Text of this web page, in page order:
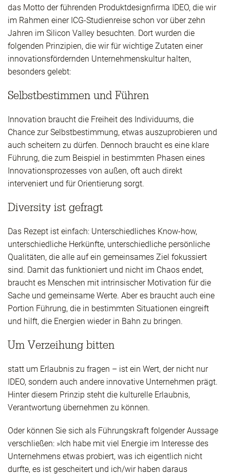
das Motto der führenden Produktdesignfirma IDEO, die wir
im Rahmen einer ICG-Studienreise schon vor über zehn
Jahren im Silicon Valley besuchten. Dort wurden die
folgenden Prinzipien, die wir für wichtige Zutaten einer
innovationsfördernden Unternehmenskultur halten,
besonders gelebt:
Selbstbestimmen und Führen
Innovation braucht die Freiheit des Individuums, die
Chance zur Selbstbestimmung, etwas auszuprobieren und
auch scheitern zu dürfen. Dennoch braucht es eine klare
Führung, die zum Beispiel in bestimmten Phasen eines
Innovationsprozesses von außen, oft auch direkt
interveniert und für Orientierung sorgt.
Diversity ist gefragt
Das Rezept ist einfach: Unterschiedliches Know-how,
unterschiedliche Herkünfte, unterschiedliche persönliche
Qualitäten, die alle auf ein gemeinsames Ziel fokussiert
sind. Damit das funktioniert und nicht im Chaos endet,
braucht es Menschen mit intrinsischer Motivation für die
Sache und gemeinsame Werte. Aber es braucht auch eine
Portion Führung, die in bestimmten Situationen eingreift
und hilft, die Energien wieder in Bahn zu bringen.
Um Verzeihung bitten
statt um Erlaubnis zu fragen – ist ein Wert, der nicht nur
IDEO, sondern auch andere innovative Unternehmen prägt.
Hinter diesem Prinzip steht die kulturelle Erlaubnis,
Verantwortung übernehmen zu können.
Oder können Sie sich als Führungskraft folgender Aussage
verschließen: »Ich habe mit viel Energie im Interesse des
Unternehmens etwas probiert, was ich eigentlich nicht
durfte, es ist gescheitert und ich/wir haben daraus